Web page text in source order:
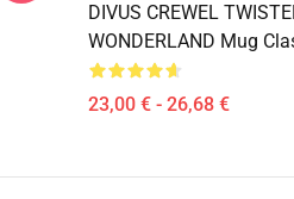
DIVUS CREWEL
WONDERLAND Mug
23,00 € - 26,68 €